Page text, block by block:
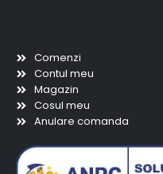
Comenzi
Contul meu
Magazin
Cosul meu
Anulare comanda